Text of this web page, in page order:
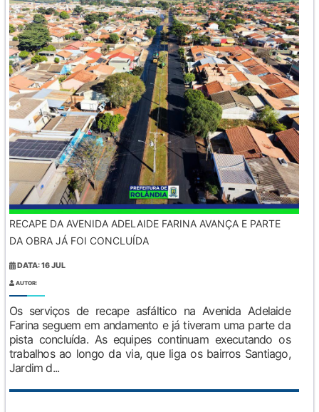
RECAPE DA AVENIDA ADELAIDE FARINA AVANÇA E PARTE
DA OBRA JÁ FOI CONCLUÍDA
DATA: 16 JUL
AUTOR:
Os serviços de recape asfáltico na Avenida Adelaide
Farina seguem em andamento e já tiveram uma parte da
pista concluída. As equipes continuam executando os
trabalhos ao longo da via, que liga os bairros Santiago,
Jardim d...